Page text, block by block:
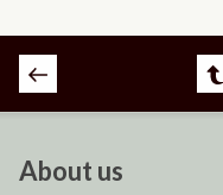
投
稿
ゲ
About us